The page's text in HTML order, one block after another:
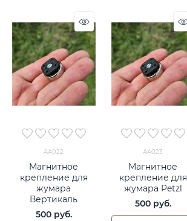
АА022
Магнитное
крепление для
жумара
Вертикаль
500 руб.
АА023
Магнитное
крепление для
жумара Petzl
500 руб.